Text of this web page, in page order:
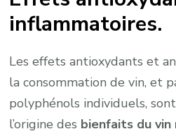
inflammatoires.
Les effets antioxydants et
la consommation de vin, et
polyphénols individuels,
l’origine des bienfaits du